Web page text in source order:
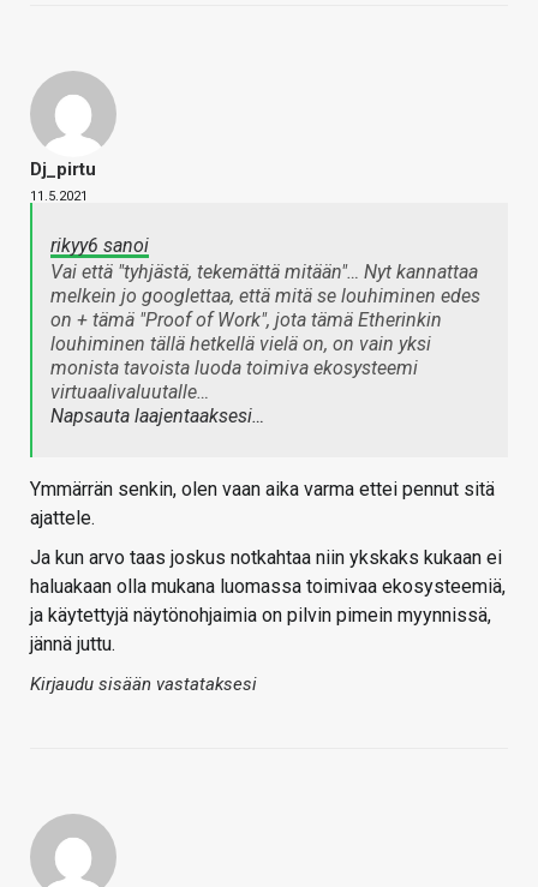
Dj_pirtu
11.5.2021
rikyy6 sanoi
Vai että "tyhjästä, tekemättä mitään"… Nyt kannattaa
melkein jo googlettaa, että mitä se louhiminen edes
on + tämä "Proof of Work", jota tämä Etherinkin
louhiminen tällä hetkellä vielä on, on vain yksi
monista tavoista luoda toimiva ekosysteemi
virtuaalivaluutalle…
Napsauta laajentaaksesi…
Ymmärrän senkin, olen vaan aika varma ettei pennut sitä
ajattele.
Ja kun arvo taas joskus notkahtaa niin ykskaks kukaan ei
haluakaan olla mukana luomassa toimivaa ekosysteemiä,
ja käytettyjä näytönohjaimia on pilvin pimein myynnissä,
jännä juttu.
Kirjaudu sisään vastataksesi